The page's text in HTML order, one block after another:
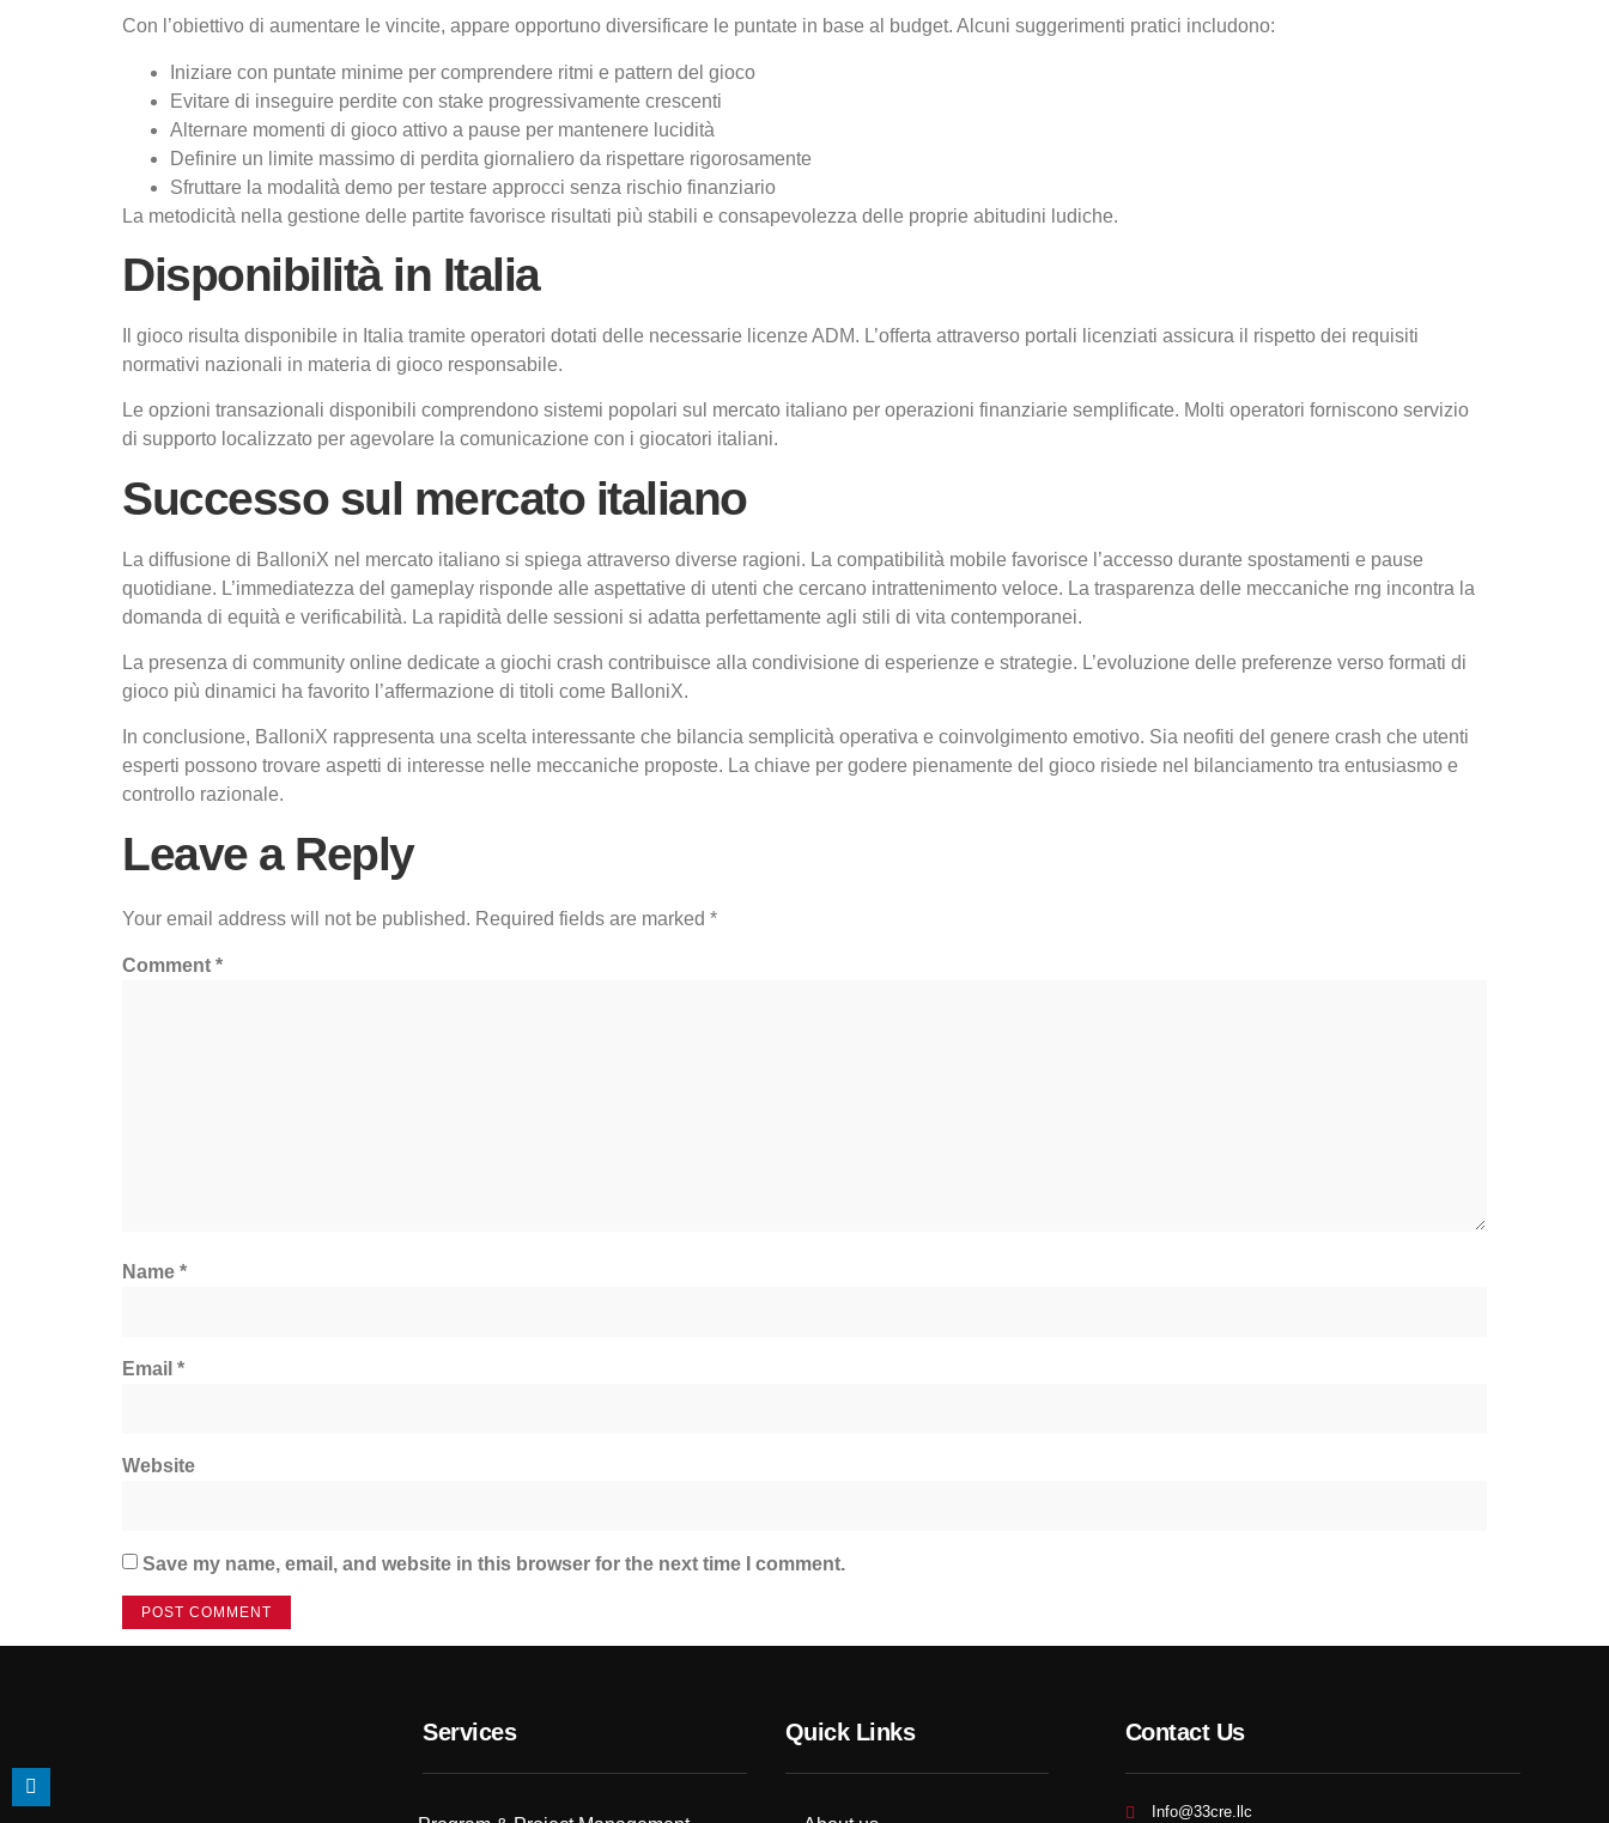
Con l’obiettivo di aumentare le vincite, appare opportuno diversificare le puntate in base al budget. Alcuni suggerimenti pratici includono:
Iniziare con puntate minime per comprendere ritmi e pattern del gioco
Evitare di inseguire perdite con stake progressivamente crescenti
Alternare momenti di gioco attivo a pause per mantenere lucidità
Definire un limite massimo di perdita giornaliero da rispettare rigorosamente
Sfruttare la modalità demo per testare approcci senza rischio finanziario
La metodicità nella gestione delle partite favorisce risultati più stabili e consapevolezza delle proprie abitudini ludiche.
Disponibilità in Italia
Il gioco risulta disponibile in Italia tramite operatori dotati delle necessarie licenze ADM. L’offerta attraverso portali licenziati assicura il rispetto dei requisiti
normativi nazionali in materia di gioco responsabile.
Le opzioni transazionali disponibili comprendono sistemi popolari sul mercato italiano per operazioni finanziarie semplificate. Molti operatori forniscono servizio
di supporto localizzato per agevolare la comunicazione con i giocatori italiani.
Successo sul mercato italiano
La diffusione di BalloniX nel mercato italiano si spiega attraverso diverse ragioni. La compatibilità mobile favorisce l’accesso durante spostamenti e pause
quotidiane. L’immediatezza del gameplay risponde alle aspettative di utenti che cercano intrattenimento veloce. La trasparenza delle meccaniche rng incontra la
domanda di equità e verificabilità. La rapidità delle sessioni si adatta perfettamente agli stili di vita contemporanei.
La presenza di community online dedicate a giochi crash contribuisce alla condivisione di esperienze e strategie. L’evoluzione delle preferenze verso formati di
gioco più dinamici ha favorito l’affermazione di titoli come BalloniX.
In conclusione, BalloniX rappresenta una scelta interessante che bilancia semplicità operativa e coinvolgimento emotivo. Sia neofiti del genere crash che utenti
esperti possono trovare aspetti di interesse nelle meccaniche proposte. La chiave per godere pienamente del gioco risiede nel bilanciamento tra entusiasmo e
controllo razionale.
Leave a Reply
Your email address will not be published. Required fields are marked *
Comment *
Name *
Email *
Website
Save my name, email, and website in this browser for the next time I comment.
Services Quick Links Contact Us
Info@33cre.llc